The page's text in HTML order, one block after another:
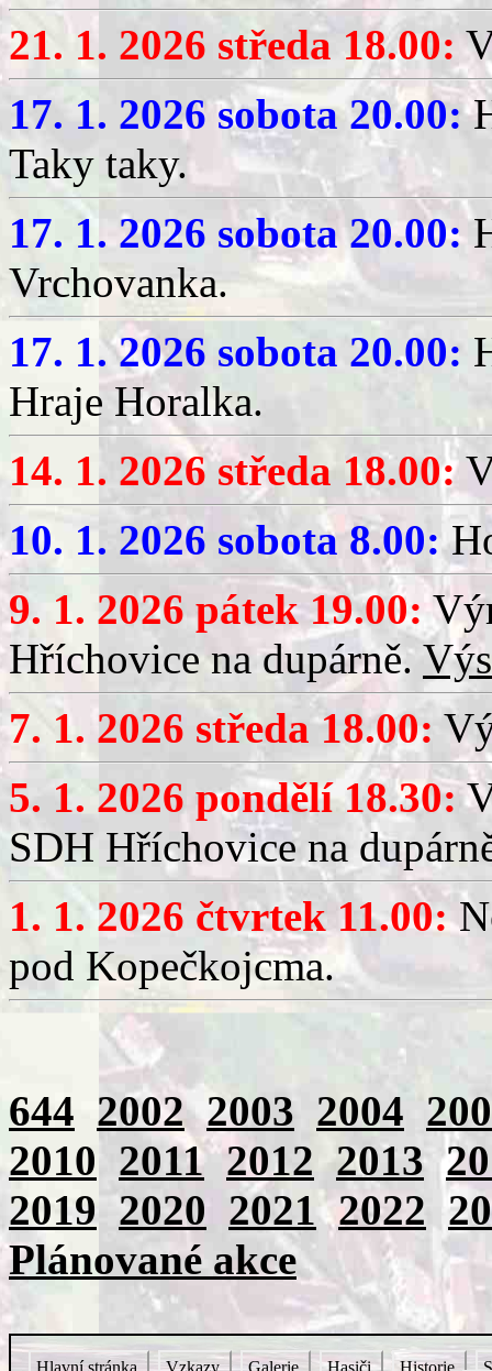
21. 1. 2026 středa 18.00:
17. 1. 2026 sobota 20.00:
Taky taky.
17. 1. 2026 sobota 20.00:
Vrchovanka.
17. 1. 2026 sobota 20.00:
Hraje Horalka.
14. 1. 2026 středa 18.00:
10. 1. 2026 sobota 8.00:
9. 1. 2026 pátek 19.00:
Hříchovice na dupárně.
7. 1. 2026 středa 18.00:
5. 1. 2026 pondělí 18.30:
SDH Hříchovice na
1. 1. 2026 čtvrtek 11.00:
pod Kopečkojcma.
644 2002 2003 2004
2010 2011 2012 2013
2019 2020 2021 2022
Plánované akce
Hlavní stránka Vzkazy Galerie Hasiči Historie